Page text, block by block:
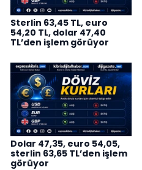
Sterlin 63,45 TL, euro
54,20 TL, dolar 47,40
TL’den işlem görüyor
Dolar 47,35, euro 54,05,
sterlin 63,65 TL’den işlem
görüyor